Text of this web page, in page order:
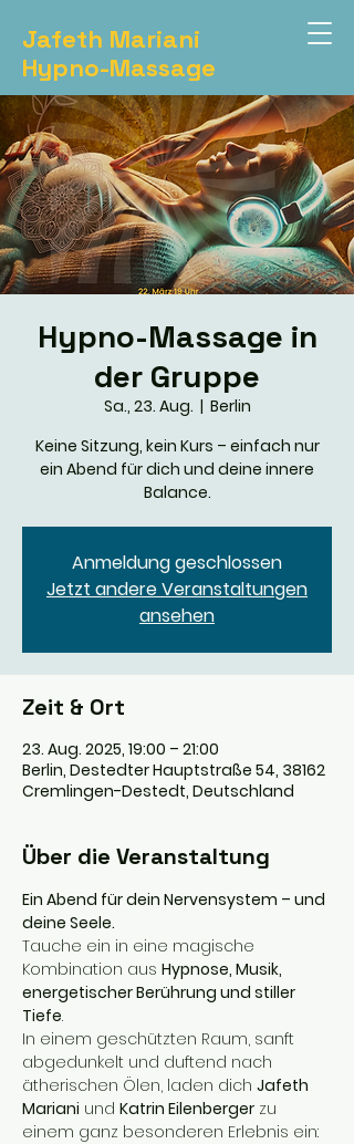
Jafeth Mariani
Hypno-Massage
Hypno-Massage in
der Gruppe
Sa., 23. Aug.
  |
Berlin
Keine Sitzung, kein Kurs – einfach nur
ein Abend für dich und deine innere
Balance.
Anmeldung geschlossen
Jetzt andere Veranstaltungen
ansehen
Zeit & Ort
23. Aug. 2025, 19:00 – 21:00
Berlin, Destedter Hauptstraße 54, 38162
Cremlingen-Destedt, Deutschland
Über die Veranstaltung
Ein Abend für dein Nervensystem – und
deine Seele.
Tauche ein in eine magische
Kombination aus Hypnose, Musik,
energetischer Berührung und stiller
Tiefe.
In einem geschützten Raum, sanft
abgedunkelt und duftend nach
ätherischen Ölen, laden dich Jafeth
Mariani und Katrin Eilenberger zu
einem ganz besonderen Erlebnis ein: